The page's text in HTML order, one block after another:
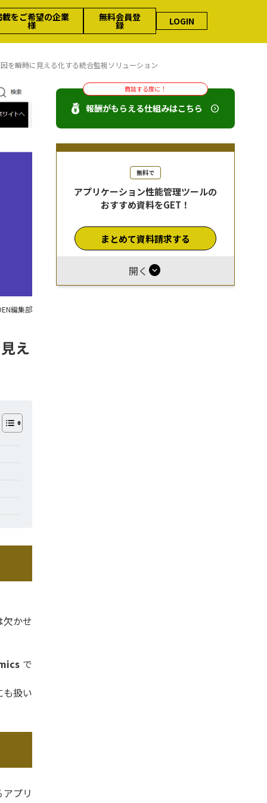
載をご希望の企業
様
無料会員登
録 LOGIN
を瞬時に見える化する統合監視ソリューション
編集部
え
欠かせ
で
も扱い
プリ
商談する度に！
報酬がもらえる仕組みはこちら
無料で
アプリケーション性能管理ツールの
おすすめ資料をGET！
まとめて資料請求する
開く expand_circle_down